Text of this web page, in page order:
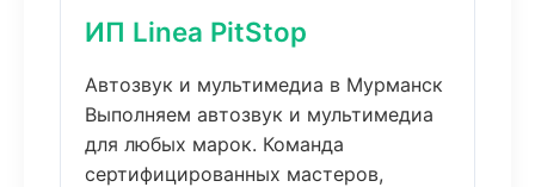
ИП Linea PitStop
Автозвук и мультимедиа в Мурманск
Выполняем автозвук и мультимедиа
для любых марок. Команда
сертифицированных мастеров,